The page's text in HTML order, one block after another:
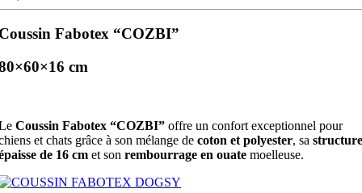
Fabotex “COZBI”
cm
Coussin Fabotex “COZBI” offre un confort exceptionnel pour
et chats grâce à son mélange de coton et polyester, sa structure
de 16 cm et son rembourrage en ouate moelleuse.